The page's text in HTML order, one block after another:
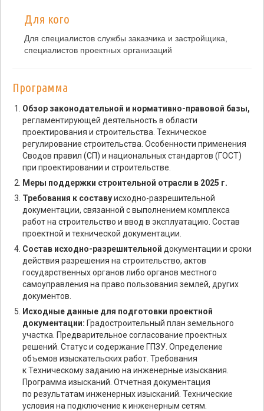
Для кого
Для специалистов службы заказчика и застройщика,
специалистов проектных организаций
Программа
Обзор законодательной и нормативно-правовой базы,
регламентирующей деятельность в области
проектирования и строительства. Техническое
регулирование строительства. Особенности применения
Сводов правил (СП) и национальных стандартов (ГОСТ)
при проектировании и строительстве.
Меры поддержки строительной отрасли в 2025 г.
Требования к составуисходно-разрешительной
документации, связанной с выполнением комплекса
работ на строительство и ввод в эксплуатацию. Состав
проектной и технической документации.
Состав исходно-разрешительной документации и сроки
действия разрешения на строительство, актов
государственных органов либо органов местного
самоуправления на право пользования землей, других
документов.
Исходные данные для подготовки проектной
документации: Градостроительный план земельного
участка. Предварительное согласование проектных
решений. Статус и содержание ГПЗУ. Определение
объемов изыскательских работ. Требования
к Техническому заданию на инженерные изыскания.
Программа изысканий. Отчетная документация
по результатам инженерных изысканий. Технические
условия на подключение к инженерным сетям.